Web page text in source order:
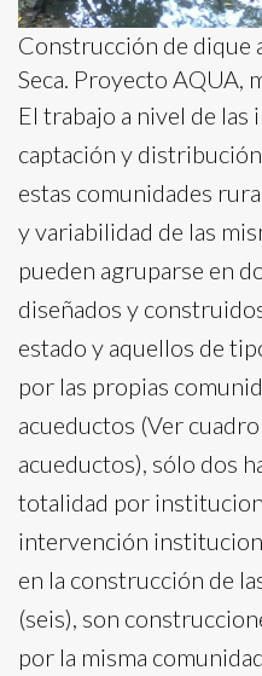
Construcción de dique
Seca. Proyecto AQUA,
El trabajo a nivel de
captación y
estas comunidades
y variabilidad de las
pueden agruparse en
diseñados y
estado y aquellos de
por las propias
acueductos (Ver
acueductos), sólo dos
totalidad por
intervención
en la construcción de
(seis), son
por la misma